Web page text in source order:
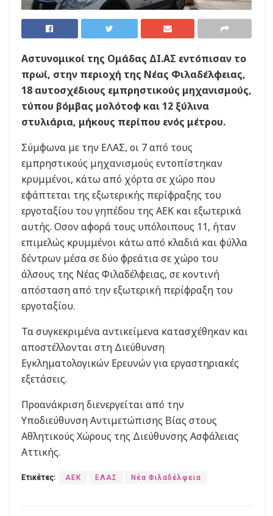
Αστυνομικοί της Ομάδας ΔΙ.ΑΣ εντόπισαν το
πρωί, στην περιοχή της Νέας Φιλαδέλφειας,
18 αυτοσχέδιους εμπρηστικούς μηχανισμούς,
τύπου βόμβας μολότοφ και 12 ξύλινα
στυλιάρια, μήκους περίπου ενός μέτρου.
Σύμφωνα με την ΕΛΑΣ, οι 7 από τους
εμπρηστικούς μηχανισμούς εντοπίστηκαν
κρυμμένοι, κάτω από χόρτα σε χώρο που
εφάπτεται της εξωτερικής περίφραξης του
εργοταξίου του γηπέδου της ΑΕΚ και εξωτερικά
αυτής. Οσον αφορά τους υπόλοιπους 11, ήταν
επιμελώς κρυμμένοι κάτω από κλαδιά και φύλλα
δέντρων μέσα σε δύο φρεάτια σε χώρο του
άλσους της Νέας Φιλαδέλφειας, σε κοντινή
απόσταση από την εξωτερική περίφραξη του
εργοταξίου.
Τα συγκεκριμένα αντικείμενα κατασχέθηκαν και
αποστέλλονται στη Διεύθυνση
Εγκληματολογικών Ερευνών για εργαστηριακές
εξετάσεις.
Προανάκριση διενεργείται από την
Υποδιεύθυνση Αντιμετώπισης Βίας στους
Αθλητικούς Χώρους της Διεύθυνσης Ασφάλειας
Αττικής.
Ετικέτες: ΑΕΚ ΕΛΑΣ Νέα Φιλαδέλφεια